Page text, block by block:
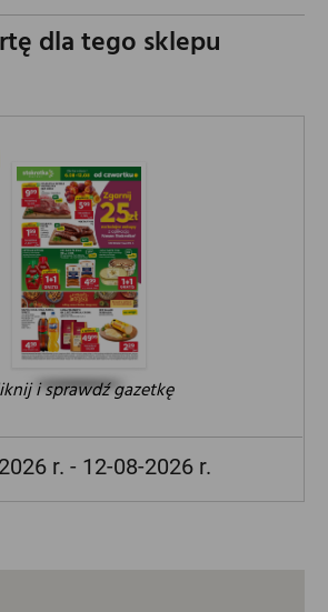
dla tego sklepu
i sprawdź gazetkę
r. - 12-08-2026 r.